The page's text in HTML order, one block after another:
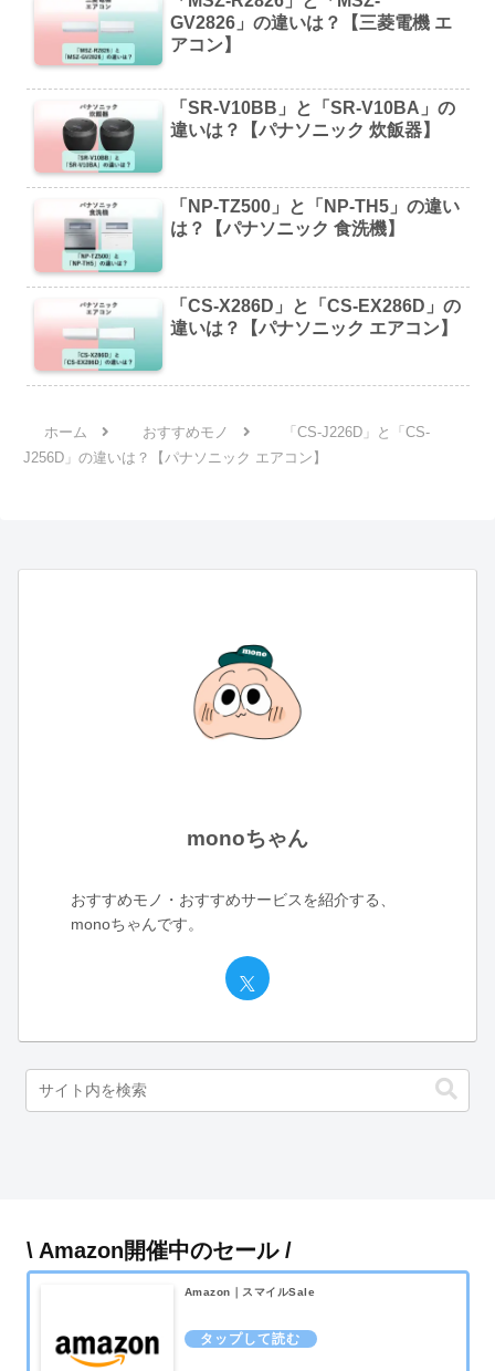
GV2826」の違いは？【三菱電機 エ
アコン】
「SR-V10BB」と「SR-V10BA」の
違いは？【パナソニック 炊飯器】
「NP-TZ500」と「NP-TH5」の違い
は？【パナソニック 食洗機】
「CS-X286D」と「CS-EX286D」の
違いは？【パナソニック エアコン】
ホーム おすすめモノ
「CS-J226D」と「CS-
J256D」の違いは？【パナソニック エアコン】
monoちゃん
おすすめモノ・おすすめサービスを紹介する、
monoちゃんです。
\ Amazon開催中のセール /
Amazon｜スマイルSale